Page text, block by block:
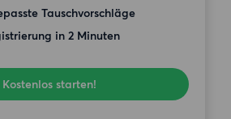
Tauschvorschläge
in 2 Minuten
Kostenlos starten!